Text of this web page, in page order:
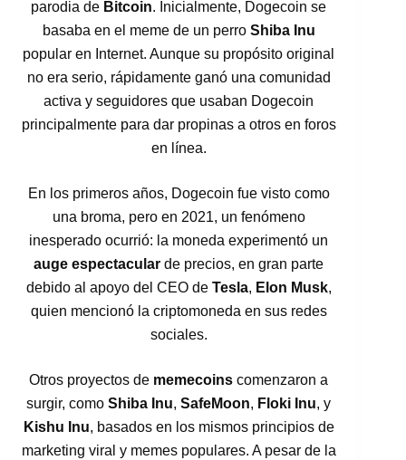
parodia de Bitcoin. Inicialmente, Dogecoin se
basaba en el meme de un perro Shiba Inu
popular en Internet. Aunque su propósito original
no era serio, rápidamente ganó una comunidad
activa y seguidores que usaban Dogecoin
principalmente para dar propinas a otros en foros
en línea.
En los primeros años, Dogecoin fue visto como
una broma, pero en 2021, un fenómeno
inesperado ocurrió: la moneda experimentó un
auge espectacular de precios, en gran parte
debido al apoyo del CEO de Tesla, Elon Musk,
quien mencionó la criptomoneda en sus redes
sociales.
Otros proyectos de memecoins comenzaron a
surgir, comoShiba Inu,SafeMoon, Floki Inu, y
Kishu Inu, basados en los mismos principios de
marketing viral y memes populares. A pesar de la